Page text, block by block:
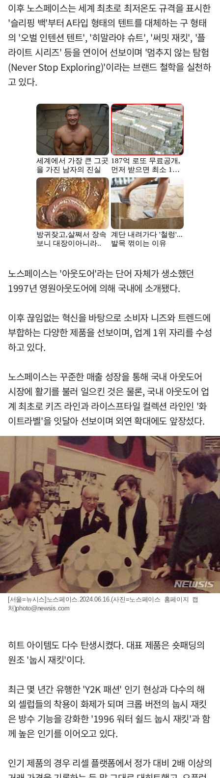
이후 노스페이스는 세계 최초로 최저온도 규격을 표시한
'슬리핑 백'부터 A타입 형태의 텐트를 대체하는 구 형태
의 '오벌 인텐션 텐트', '히말라야 슈트', '써밋 재킷', '플
라이트 시리즈' 등을 연이어 선보이며 '멈추지 않는 탐험
(Never Stop Exploring)'이라는 브랜드 철학을 실천하
고 있다.
노스페이스는 '아웃도어'라는 단어 자체가 생소했던
1997년 영원아웃도어에 의해 국내에 소개됐다.
이후 끊임없는 혁신을 바탕으로 소비자 니즈와 트렌드에
부합하는 다양한 제품을 선보이며, 업계 1위 자리를 수성
하고 있다.
노스페이스는 꾸준한 매출 성장을 통해 국내 아웃도어
시장에 활기를 불러 일으킨 것은 물론, 국내 아웃도어 업
계 최초로 키즈 라인과 라이스프타일 컬렉션 라인인 '화
이트라벨'을 잇달아 선보이며 외연 확대에도 앞장섰다.
[서울=뉴시스]노스페이스.2024.06.16.(사진=노스페이스 홈페이지 캡
처)photo@newsis.com
히트 아이템도 다수 탄생시켰다. 대표 제품은 숏패딩의
원조 '눕시 재킷'이다.
최근 몇 년간 유행한 'Y2K 패션' 인기 현상과 다수의 해
외 셀럽들의 착용이 화제가 되며 크롭 버전의 눕시 재킷
은 방수 기능을 강화한 '1996 워터 쉴드 눕시 재킷'과 함
께 높은 인기를 이어오고 있다.
인기 제품의 경우 리셀 플랫폼에서 정가 대비 2배 이상의